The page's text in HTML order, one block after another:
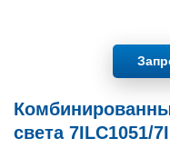
света 7ILC1051/